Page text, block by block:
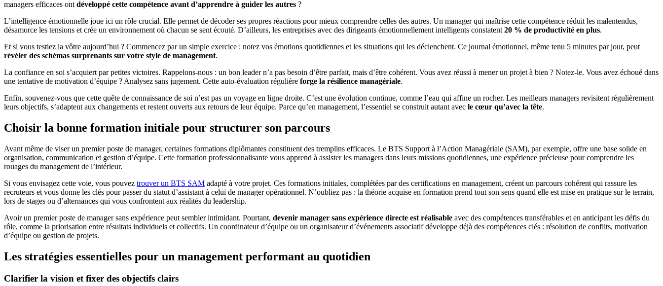
managers efficaces ont développé cette compétence avant d’apprendre à guider les autres ?
L’intelligence émotionnelle joue ici un rôle crucial. Elle permet de décoder ses propres réactions pour mieux comprendre celles des autres. Un manager qui maîtrise cette compétence réduit les malentendus,
désamorce les tensions et crée un environnement où chacun se sent écouté. D’ailleurs, les entreprises avec des dirigeants émotionnellement intelligents constatent 20 % de productivité en plus.
Et si vous testiez la vôtre aujourd’hui ? Commencez par un simple exercice : notez vos émotions quotidiennes et les situations qui les déclenchent. Ce journal émotionnel, même tenu 5 minutes par jour, peut
révéler des schémas surprenants sur votre style de management.
La confiance en soi s’acquiert par petites victoires. Rappelons-nous : un bon leader n’a pas besoin d’être parfait, mais d’être cohérent. Vous avez réussi à mener un projet à bien ? Notez-le. Vous avez échoué dans
une tentative de motivation d’équipe ? Analysez sans jugement. Cette auto-évaluation régulière forge la résilience managériale.
Enfin, souvenez-vous que cette quête de connaissance de soi n’est pas un voyage en ligne droite. C’est une évolution continue, comme l’eau qui affine un rocher. Les meilleurs managers revisitent régulièrement
leurs objectifs, s’adaptent aux changements et restent ouverts aux retours de leur équipe. Parce qu’en management, l’essentiel se construit autant avec le cœur qu’avec la tête.
Choisir la bonne formation initiale pour structurer son parcours
Avant même de viser un premier poste de manager, certaines formations diplômantes constituent des tremplins efficaces. Le BTS Support à l’Action Managériale (SAM), par exemple, offre une base solide en
organisation, communication et gestion d’équipe. Cette formation professionnalisante vous apprend à assister les managers dans leurs missions quotidiennes, une expérience précieuse pour comprendre les
rouages du management de l’intérieur.
Si vous envisagez cette voie, vous pouvez trouver un BTS SAM adapté à votre projet. Ces formations initiales, complétées par des certifications en management, créent un parcours cohérent qui rassure les
recruteurs et vous donne les clés pour passer du statut d’assistant à celui de manager opérationnel. N’oubliez pas : la théorie acquise en formation prend tout son sens quand elle est mise en pratique sur le terrain,
lors de stages ou d’alternances qui vous confrontent aux réalités du leadership.
Avoir un premier poste de manager sans expérience peut sembler intimidant. Pourtant, devenir manager sans expérience directe est réalisable avec des compétences transférables et en anticipant les défis du
rôle, comme la priorisation entre résultats individuels et collectifs. Un coordinateur d’équipe ou un organisateur d’événements associatif développe déjà des compétences clés : résolution de conflits, motivation
d’équipe ou gestion de projets.
Les stratégies essentielles pour un management performant au quotidien
Clarifier la vision et fixer des objectifs clairs